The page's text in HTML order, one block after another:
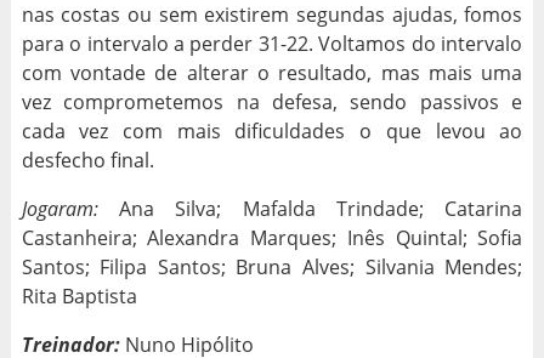
nas costas ou sem existirem segundas ajudas, fomos
para o intervalo a perder 31-22. Voltamos do intervalo
com vontade de alterar o resultado, mas mais uma
vez comprometemos na defesa, sendo passivos e
cada vez com mais dificuldades o que levou ao
desfecho final.
Jogaram: Ana Silva; Mafalda Trindade; Catarina
Castanheira; Alexandra Marques; Inês Quintal; Sofia
Santos; Filipa Santos; Bruna Alves; Silvania Mendes;
Rita Baptista
Treinador:Nuno Hipólito